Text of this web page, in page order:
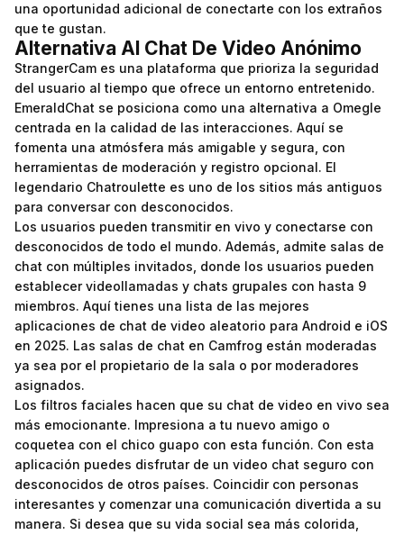
una oportunidad adicional de conectarte con los extraños
que te gustan.
Alternativa Al Chat De Video Anónimo
StrangerCam es una plataforma que prioriza la seguridad
del usuario al tiempo que ofrece un entorno entretenido.
EmeraldChat se posiciona como una alternativa a Omegle
centrada en la calidad de las interacciones. Aquí se
fomenta una atmósfera más amigable y segura, con
herramientas de moderación y registro opcional. El
legendario Chatroulette es uno de los sitios más antiguos
para conversar con desconocidos.
Los usuarios pueden transmitir en vivo y conectarse con
desconocidos de todo el mundo. Además, admite salas de
chat con múltiples invitados, donde los usuarios pueden
establecer videollamadas y chats grupales con hasta 9
miembros. Aquí tienes una lista de las mejores
aplicaciones de chat de video aleatorio para Android e iOS
en 2025. Las salas de chat en Camfrog están moderadas
ya sea por el propietario de la sala o por moderadores
asignados.
Los filtros faciales hacen que su chat de video en vivo sea
más emocionante. Impresiona a tu nuevo amigo o
coquetea con el chico guapo con esta función. Con esta
aplicación puedes disfrutar de un video chat seguro con
desconocidos de otros países. Coincidir con personas
interesantes y comenzar una comunicación divertida a su
manera. Si desea que su vida social sea más colorida,